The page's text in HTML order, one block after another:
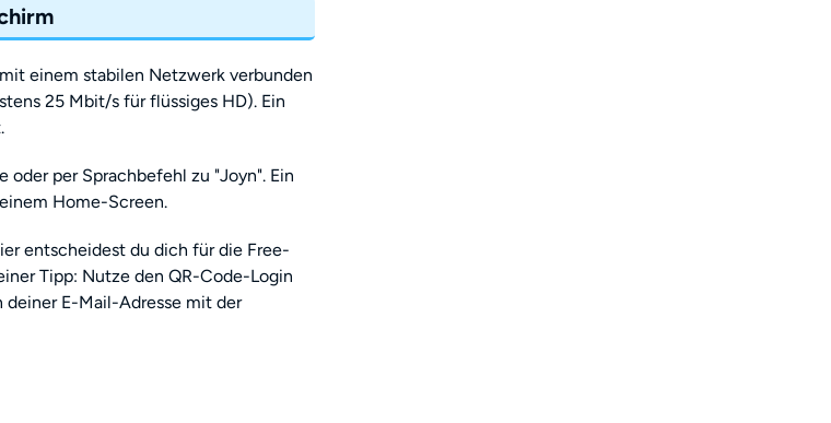
einem stabilen Netzwerk verbunden
25 Mbit/s für flüssiges HD). Ein
per Sprachbefehl zu "Joyn". Ein
Home-Screen.
entscheidest du dich für die Free-
Tipp: Nutze den QR-Code-Login
deiner E-Mail-Adresse mit der